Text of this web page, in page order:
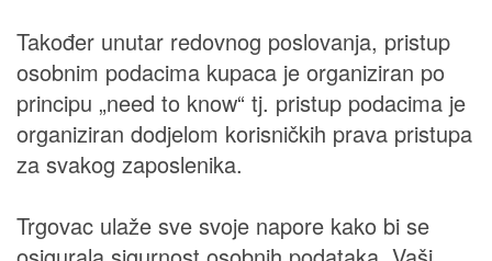
Također unutar redovnog poslovanja, pristup
osobnim podacima kupaca je organiziran po
principu „need to know“ tj. pristup podacima je
organiziran dodjelom korisničkih prava pristupa
za svakog zaposlenika.
Trgovac ulaže sve svoje napore kako bi se